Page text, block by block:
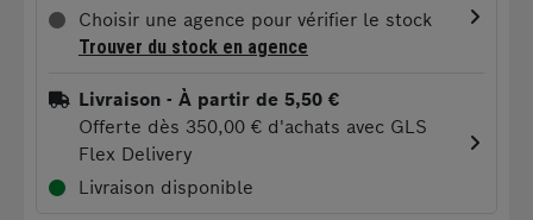
Choisir une agence pour vérifier le stock
Trouver du stock en agence
Livraison - À partir de 5,50 €
Offerte dès 350,00 € d'achats avec GLS
Flex Delivery
Livraison disponible